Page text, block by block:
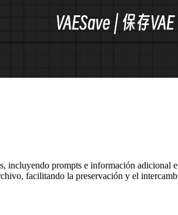
incluyendo prompts e información adicional
facilitando la preservación y el